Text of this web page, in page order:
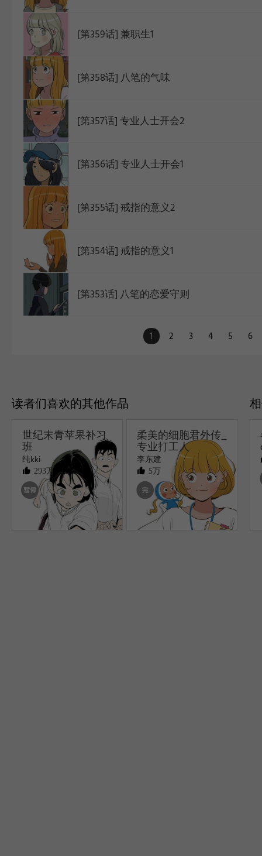
[第359话] 兼职生1
[第358话] 八笔的气味
[第357话] 专业人士开会2
[第356话] 专业人士开会1
[第355话] 戒指的意义2
[第354话] 戒指的意义1
[第353话] 八笔的恋爱守则
1 2 3 4 5 6
读者们喜欢的其他作品
世纪末青苹果补习
班
纯kki
293万
柔美的细胞君外传_
专业打工人
李东建
5万